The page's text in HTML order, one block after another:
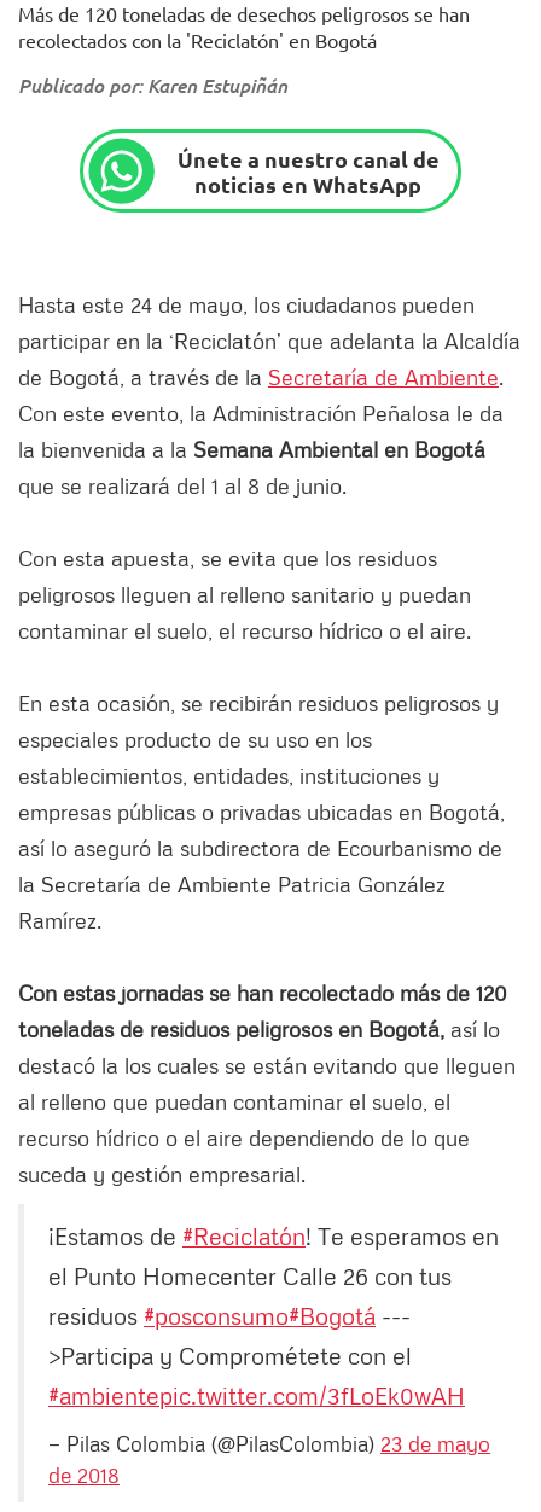
Más de 120 toneladas de desechos peligrosos se han
recolectados con la 'Reciclatón' en Bogotá
Publicado por: Karen Estupiñán
Únete a nuestro canal de
noticias en WhatsApp
Hasta este 24 de mayo, los ciudadanos pueden
participar en la ‘Reciclatón’ que adelanta la Alcaldía
de Bogotá, a través de la Secretaría de Ambiente.
Con este evento, la Administración Peñalosa le da
la bienvenida a la Semana Ambiental en Bogotá
que se realizará del 1 al 8 de junio.
Con esta apuesta, se evita que los residuos
peligrosos lleguen al relleno sanitario y puedan
contaminar el suelo, el recurso hídrico o el aire.
En esta ocasión, se recibirán residuos peligrosos y
especiales producto de su uso en los
establecimientos, entidades, instituciones y
empresas públicas o privadas ubicadas en Bogotá,
así lo aseguró la subdirectora de Ecourbanismo de
la Secretaría de Ambiente Patricia González
Ramírez.
Con estas jornadas se han recolectado más de 120
toneladas de residuos peligrosos en Bogotá, así lo
destacó la los cuales se están evitando que lleguen
al relleno que puedan contaminar el suelo, el
recurso hídrico o el aire dependiendo de lo que
suceda y gestión empresarial.
¡Estamos de #Reciclatón! Te esperamos en
el Punto Homecenter Calle 26 con tus
residuos #posconsumo#Bogotá ---
>Participa y Comprométete con el
#ambientepic.twitter.com/3fLoEk0wAH
— Pilas Colombia (@PilasColombia) 23 de mayo
de 2018